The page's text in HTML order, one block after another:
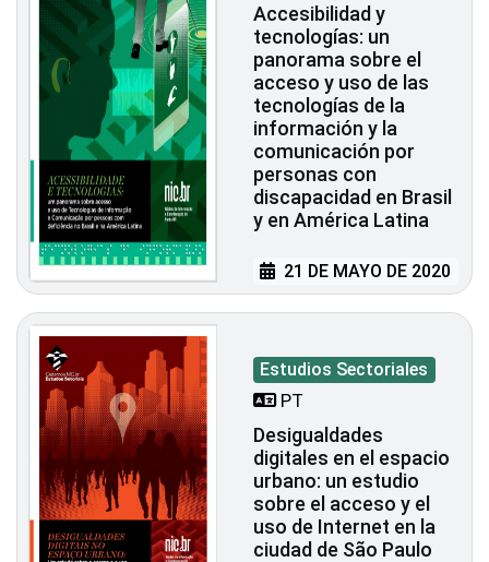
Accesibilidad y
tecnologías: un
panorama sobre el
acceso y uso de las
tecnologías de la
información y la
comunicación por
personas con
discapacidad en Brasil
y en América Latina
21 DE MAYO DE 2020
Estudios Sectoriales
PT
Desigualdades
digitales en el espacio
urbano: un estudio
sobre el acceso y el
uso de Internet en la
ciudad de São Paulo